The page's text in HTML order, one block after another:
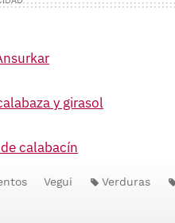
y girasol
calabacín
Vegui Verduras